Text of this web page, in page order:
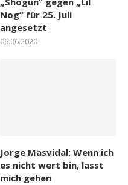
Nog“ für 25. Juli
angesetzt
06.06.2020
Jorge Masvidal: Wenn ich
es nicht wert bin, lasst
mich gehen